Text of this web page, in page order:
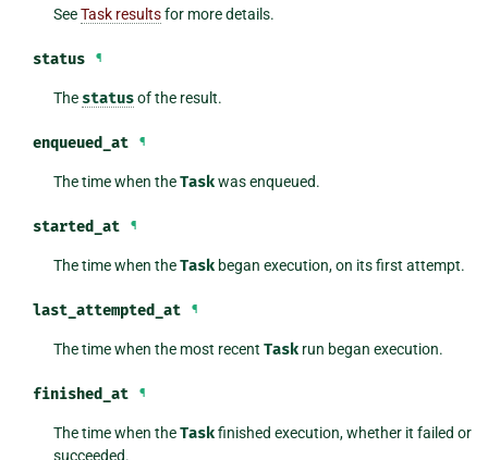
SeeTask resultsfor more details.
status ¶
The statusof the result.
enqueued_at ¶
The time when theTaskwas enqueued.
started_at ¶
The time when theTask began execution, on its first attempt.
last_attempted_at ¶
The time when the most recentTask run began execution.
finished_at ¶
The time when theTaskfinished execution, whether it failed or
succeeded.